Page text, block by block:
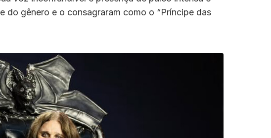
do gênero e o consagraram como o “Príncipe das